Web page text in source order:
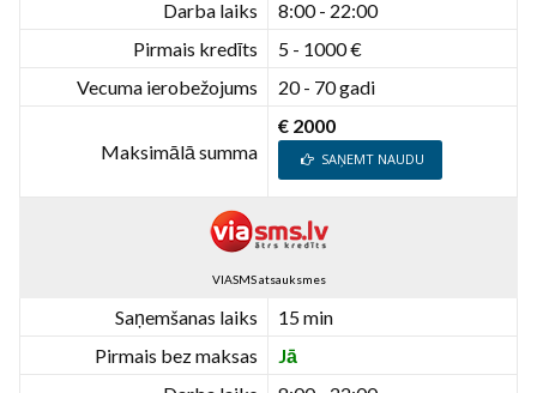
Darba laiks
8:00 - 22:00
Pirmais kredīts
5 - 1000 €
Vecuma ierobežojums
20 - 70 gadi
Maksimālā summa
€ 2000
SAŅEMT NAUDU
VIASMS atsauksmes
Saņemšanas laiks
15 min
Pirmais bez maksas
Jā